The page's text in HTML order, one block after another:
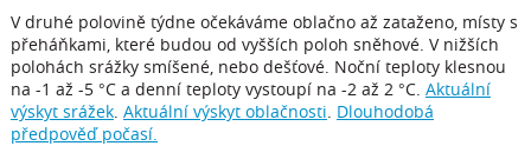
V druhé polovině týdne očekáváme oblačno až zataženo, místy s
přeháňkami, které budou od vyšších poloh sněhové. V nižších
polohách srážky smíšené, nebo dešťové. Noční teploty klesnou
na -1 až -5 °C a denní teploty vystoupí na -2 až 2 °C. Aktuální
výskyt srážek. Aktuální výskyt oblačnosti. Dlouhodobá
předpověď počasí.